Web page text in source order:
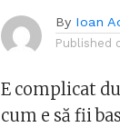
By Ioan
Published
E complicat
cum e să fii